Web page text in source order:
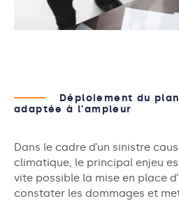
Déploiement du
adaptée à l’ampleur
Dans le cadre d’un sinistre
climatique, le principal enjeu
vite possible la mise en place
constater les dommages et